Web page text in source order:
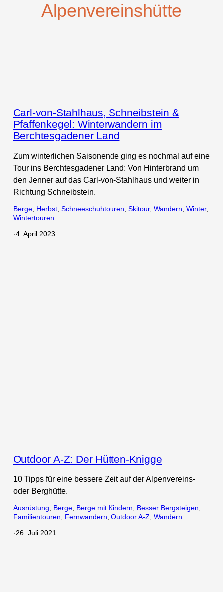
Alpenvereinshütte
Carl-von-Stahlhaus, Schneibstein &
Pfaffenkegel: Winterwandern im
Berchtesgadener Land
Zum winterlichen Saisonende ging es nochmal auf eine
Tour ins Berchtesgadener Land: Von Hinterbrand um
den Jenner auf das Carl-von-Stahlhaus und weiter in
Richtung Schneibstein.
Berge, Herbst, Schneeschuhtouren Skitour, Wandern Winter
Wintertouren
·4. April 2023
Outdoor A-Z: Der Hütten-Knigge
10 Tipps für eine bessere Zeit auf der Alpenvereins-
oder Berghütte.
Ausrüstung Berge, Berge mit Kindern Besser Bergsteigen
Familientouren
Fernwandern Outdoor A-Z Wandern
·26. Juli 2021